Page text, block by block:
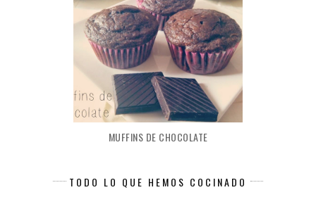
MUFFINS DE CHOCOLATE
TODO LO QUE HEMOS COCINADO